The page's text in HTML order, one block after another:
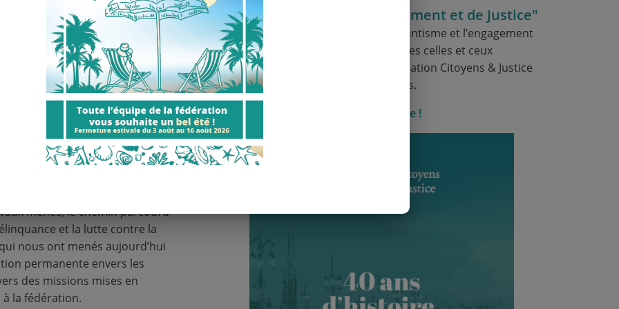
de Citoyens
au long de l'année
l’histoire de la
socio-judiciaires a
témoignages de celles et ceux
tout au long de ces années.
menés, le chemin parcouru
et la lutte contre la
nous ont menés aujourd’hui
permanente envers les
des missions mises en
la fédération.
"40 ans d'histoire, d'engagement et de Justice"
un ouvrage retranscrivant le militantisme et l’engagement
qui n’a cessé d’animer toutes celles et ceux
qui se sont impliqués dans la fédération Citoyens & Justice
depuis 40 ans.
Bonne lecture !